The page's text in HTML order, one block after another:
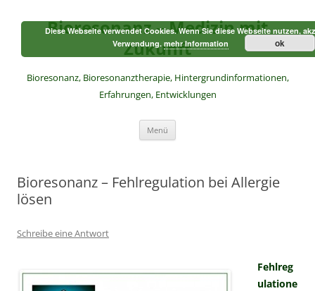
springenBioresonanz – Medizin mit
Zukunft
Bioresonanz, Bioresonanztherapie, Hintergrundinformationen,
Erfahrungen, Entwicklungen
Menü
Bioresonanz – Fehlregulation bei Allergie
lösen
Schreibe eine Antwort
Fehlreg
ulatione
Diese Webseite verwendet Cookies. Wenn Sie diese Webseite nutzen,
Verwendung.mehr Information ok